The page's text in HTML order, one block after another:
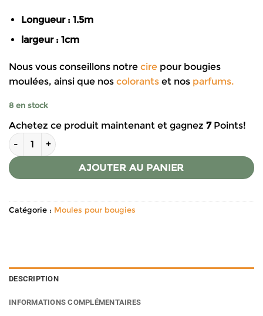
Longueur : 1.5m
largeur : 1cm
Nous vous conseillons notre cire pour bougies
moulées, ainsi que nos colorants et nos parfums.
8 en stock
Achetez ce produit maintenant et gagnez 7Points!
quantité de Moule bougie - 55 grains de café
AJOUTER AU PANIER
Catégorie : Moules pour bougies
DESCRIPTION
INFORMATIONS COMPLÉMENTAIRES